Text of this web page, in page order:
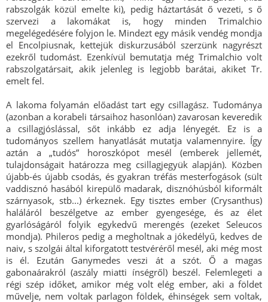
rabszolgák közül emelte ki), pedig háztartását ő vezeti, s ő
szervezi a lakomákat is, hogy minden Trimalchio
megelégedésére folyjon le. Mindezt egy másik vendég mondja
el Encolpiusnak, kettejük diskurzusából szerzünk nagyrészt
ezekről tudomást. Ezenkívül bemutatja még Trimalchio volt
rabszolgatársait, akik jelenleg is legjobb barátai, akiket Tr.
emelt fel.
A lakoma folyamán előadást tart egy csillagász. Tudománya
(azonban a korabeli társaihoz hasonlóan) zavarosan keveredik
a csillagjóslással, sőt inkább ez adja lényegét. Ez is a
tudományos szellem hanyatlását mutatja valamennyire. Így
aztán a „tudós” horoszkópot mesél (emberek jellemét,
tulajdonságait határozza meg csillagjegyük alapján). Közben
újabb-és újabb csodás, és gyakran tréfás mesterfogások (sült
vaddisznó hasából kirepülő madarak, disznóhúsból kiformált
szárnyasok, stb...) érkeznek. Egy tisztes ember (Crysanthus)
haláláról beszélgetve az ember gyengesége, és az élet
gyarlóságáról folyik egykedvű merengés (ezeket Seleucos
mondja). Phileros pedig a megholtnak a jókedélyű, kedves de
naiv, s szolgái által kiforgatott testvéréről mesél, aki még most
is él. Ezután Ganymedes veszi át a szót. Ő a magas
gabonaárakról (aszály miatti ínségről) beszél. Felemlegeti a
régi szép időket, amikor még volt elég ember, aki a földet
művelje, nem voltak parlagon földek, éhinségek sem voltak,